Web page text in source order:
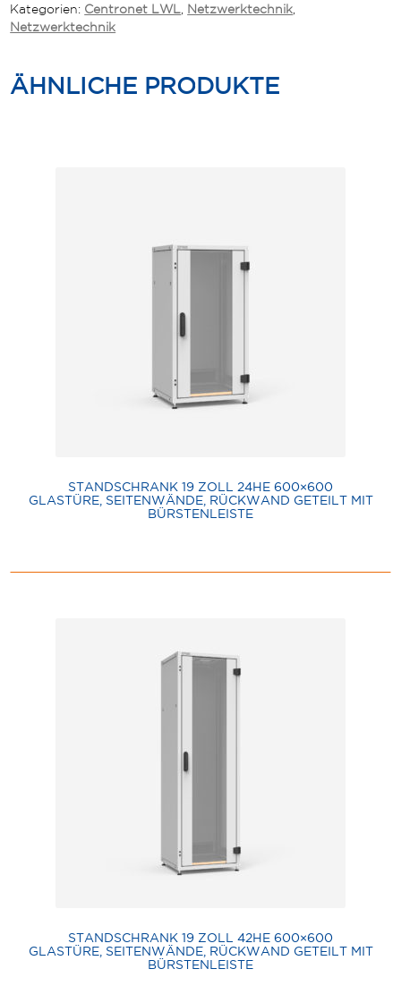
Kategorien: Centronet LWL Netzwerktechnik
Netzwerktechnik
ÄHNLICHE PRODUKTE
STANDSCHRANK 19 ZOLL 24HE 600×600
GLASTÜRE, SEITENWÄNDE, RÜCKWAND GETEILT MIT
BÜRSTENLEISTE
STANDSCHRANK 19 ZOLL 42HE 600×600
GLASTÜRE, SEITENWÄNDE, RÜCKWAND GETEILT MIT
BÜRSTENLEISTE